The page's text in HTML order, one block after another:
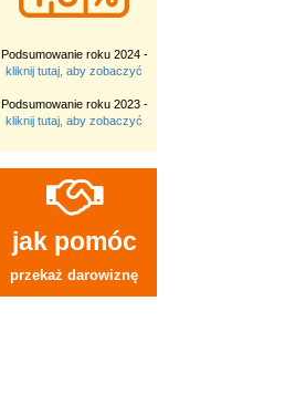
Podsumowanie roku 2024 -
kliknij tutaj, aby zobaczyć
Podsumowanie roku 2023 -
kliknij tutaj, aby zobaczyć
jak pomóc
przekaż darowiznę